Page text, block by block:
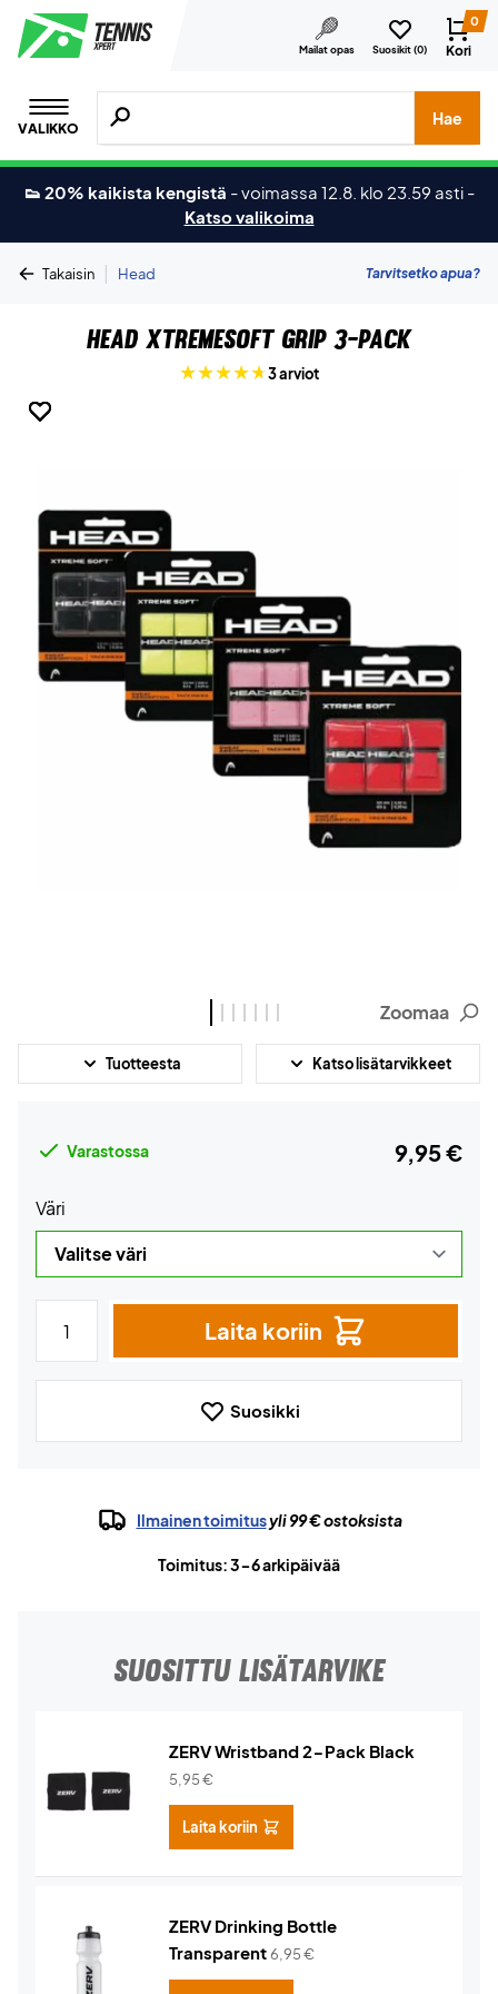
Mailat opas Suosikit (0)
0
Kori
VALIKKO
Hae tuotteita, merkkejä jne.
Hae
👟 20% kaikista kengistä -voimassa 12.8. klo 23.59 asti -
Katso valikoima
Takaisin | Head Tarvitsetko apua?
Head Xtremesoft Grip 3-pack
3 arviot
Zoomaa
Tuotteesta Katso lisätarvikkeet
Varastossa 9,95 €
Väri
Laita koriin
Suosikki
Ilmainen toimitusyli 99 € ostoksista
Toimitus: 3-6 arkipäivää
SUOSITTU LISÄTARVIKE
ZERV Wristband 2-Pack Black
5,95€
Laita koriin
ZERV Drinking Bottle
Transparent6,95€